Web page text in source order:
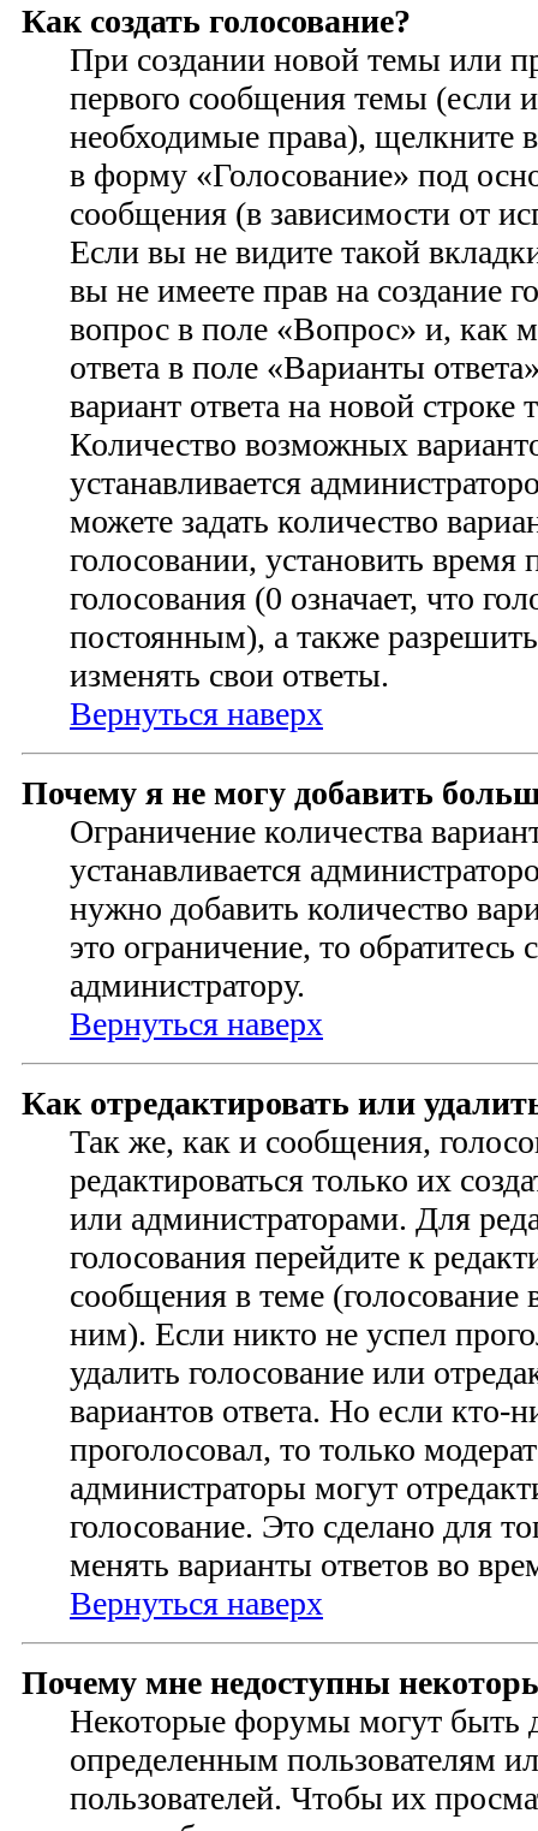
Как создать голосование?
При создании новой темы или
первого сообщения темы (если
необходимые права), щелкните
в форму «Голосование» под
сообщения (в зависимости от
Если вы не видите такой
вы не имеете прав на создание
вопрос в поле «Вопрос» и, как
ответа в поле «Варианты
вариант ответа на новой строке
Количество возможных
устанавливается
можете задать количество
голосовании, установить время
голосования (0 означает, что
постоянным), а также
изменять свои ответы.
Вернуться наверх
Почему я не могу добавить
Ограничение количества
устанавливается
нужно добавить количество
это ограничение, то
администратору.
Вернуться наверх
Как отредактировать или
Так же, как и сообщения,
редактироваться только их
или администраторами. Для
голосования перейдите к
сообщения в теме (голосование
ним). Если никто не успел
удалить голосование или
вариантов ответа. Но если кто-
проголосовал, то только
администраторы могут
голосование. Это сделано для
менять варианты ответов во
Вернуться наверх
Почему мне недоступны
Некоторые форумы могут быть
определенным пользователям
пользователей. Чтобы их